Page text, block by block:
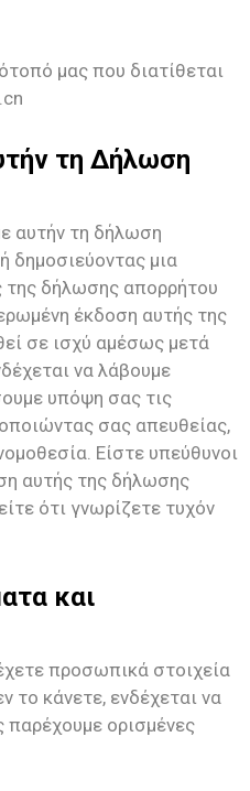
μας που διατίθεται
τη Δήλωση
αυτήν τη δήλωση
δημοσιεύοντας μια
της δήλωσης απορρήτου
έκδοση αυτής της
σε ισχύ αμέσως μετά
να λάβουμε
υπόψη σας τις
σας απευθείας,
Είστε υπεύθυνοι
αυτής της δήλωσης
ότι γνωρίζετε τυχόν
και
προσωπικά στοιχεία
το κάνετε, ενδέχεται να
παρέχουμε ορισμένες